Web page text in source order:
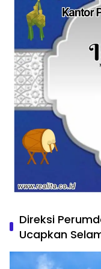
Direksi
Ucapkan